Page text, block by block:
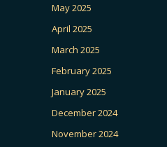
May 2025
April 2025
March 2025
February 2025
January 2025
December 2024
November 2024